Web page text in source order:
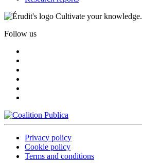
Cultivate your knowledge.
Follow us
Privacy policy
Cookie policy
Terms and conditions